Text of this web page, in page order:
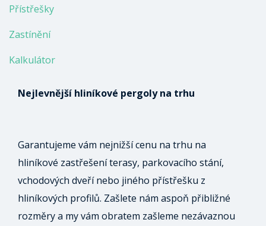
Přístřešky
Zastínění
Kalkulátor
Nejlevnější hliníkové pergoly na trhu
Garantujeme vám nejnižší cenu na trhu na
hliníkové zastřešení terasy, parkovacího stání,
vchodových dveří nebo jiného přístřešku z
hliníkových profilů. Zašlete nám aspoň přibližné
rozměry a my vám obratem zašleme nezávaznou